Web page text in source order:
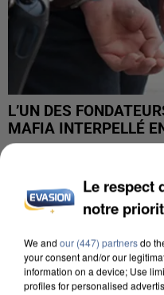
L’UN DES
MAFIA INTERPELLÉ
Le respect
notre
We and our (447) partnersdo
your consent and/or our
information on a device; Use
profiles for personalised